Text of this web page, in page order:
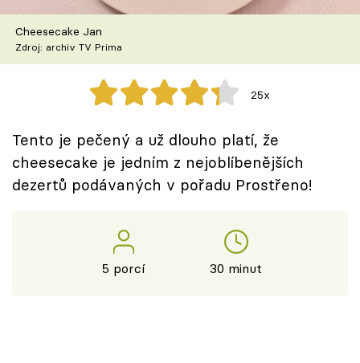
Škola vaření
Recepty z TV
Speciál: Cuketa
Těhotnej kuchař
Sledujte prima+
Cheesecake Jan
Zdroj: archiv TV Prima
25x
Tento je pečený a už dlouho platí, že
cheesecake je jedním z nejoblíbenějších
dezertů podávaných v pořadu Prostřeno!
5 porcí 30 minut